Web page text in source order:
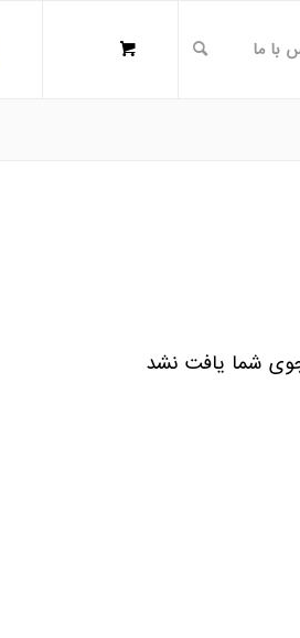
با ما
شما یافت نشد